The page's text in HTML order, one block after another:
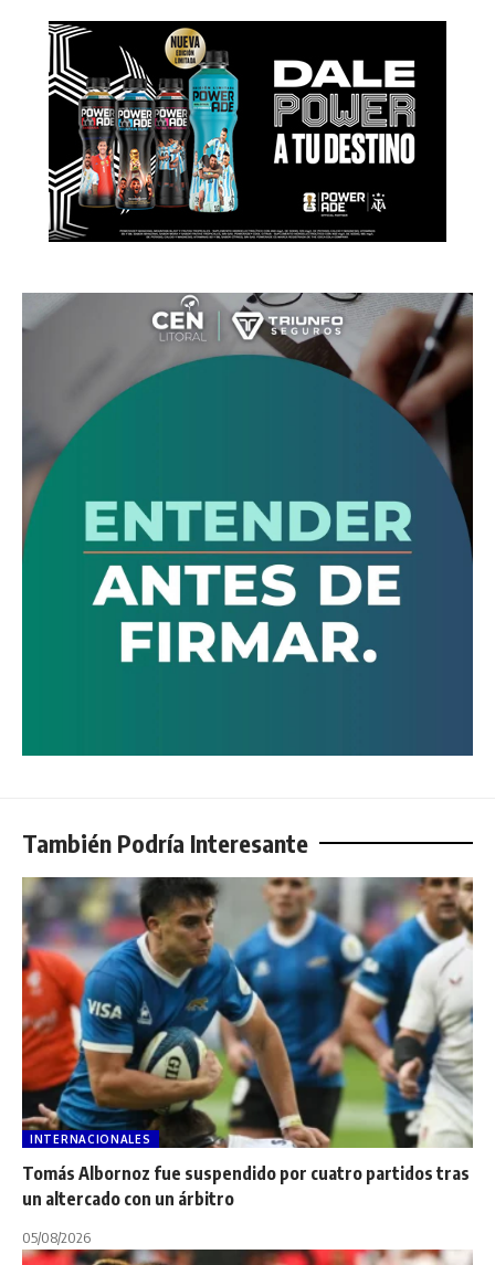
También Podría Interesante
INTERNACIONALES
Tomás Albornoz fue suspendido por cuatro partidos tras
un altercado con un árbitro
05/08/2026